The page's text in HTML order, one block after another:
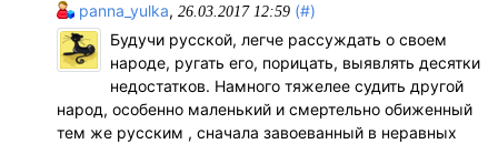
panna_yulka,26.03.2017 12:59 (#)
Будучи русской, легче рассуждать о своем
народе, ругать его, порицать, выявлять десятки
недостатков. Намного тяжелее судить другой
народ, особенно маленький и смертельно обиженный
тем же русским , сначала завоеванный в неравных